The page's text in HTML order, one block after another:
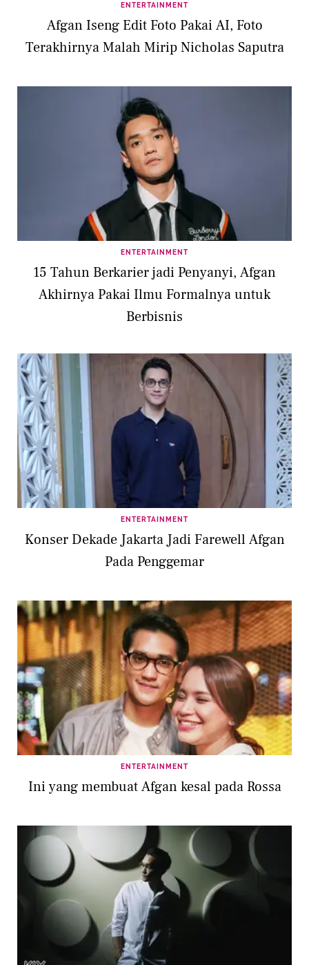
ENTERTAINMENT
Afgan Iseng Edit Foto Pakai AI, Foto
Terakhirnya Malah Mirip Nicholas Saputra
ENTERTAINMENT
15 Tahun Berkarier jadi Penyanyi, Afgan
Akhirnya Pakai Ilmu Formalnya untuk
Berbisnis
ENTERTAINMENT
Konser Dekade Jakarta Jadi Farewell Afgan
Pada Penggemar
ENTERTAINMENT
Ini yang membuat Afgan kesal pada Rossa